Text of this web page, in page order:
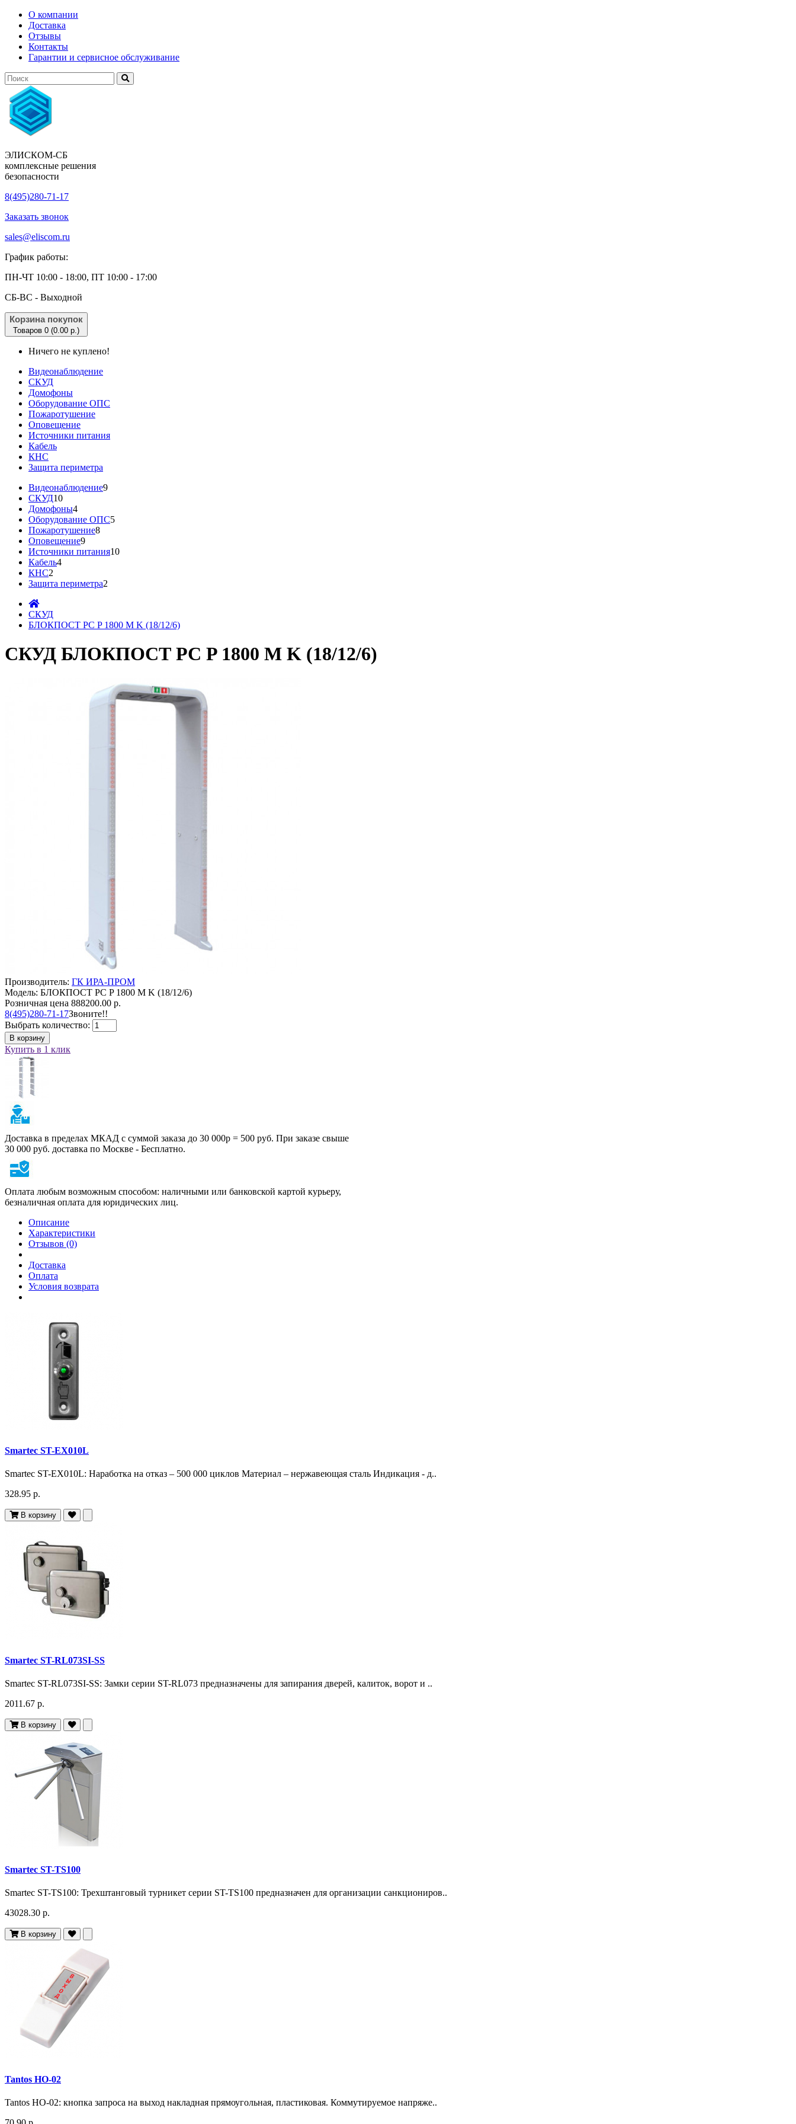
О компании
Доставка
Отзывы
Контакты
Гарантии и сервисное обслуживание
ЭЛИСКОМ-СБ
комплексные решения
безопасности
8(495)280-71-17
Заказать звонок
sales@eliscom.ru
График работы:
ПН-ЧТ 10:00 - 18:00, ПТ 10:00 - 17:00
CБ-ВС - Выходной
Корзина покупок
Товаров 0 (0.00 р.)
Ничего не куплено!
Видеонаблюдение
СКУД
Домофоны
Оборудование ОПС
Пожаротушение
Оповещение
Источники питания
Кабель
КНС
Защита периметра
Видеонаблюдение9
СКУД10
Домофоны4
Оборудование ОПС5
Пожаротушение8
Оповещение9
Источники питания10
Кабель4
КНС2
Защита периметра2
СКУД
БЛОКПОСТ PC P 1800 M K (18/12/6)
СКУД БЛОКПОСТ PC P 1800 M K (18/12/6)
Производитель: ГК ИРА-ПРОМ
Модель: БЛОКПОСТ PC P 1800 M K (18/12/6)
Розничная цена 888200.00 р.
8(495)280-71-17Звоните!!
Выбрать количество:
В корзину
Купить в 1 клик
Доставка в пределах МКАД с суммой заказа до 30 000р = 500 руб. При заказе свыше
30 000 руб. доставка по Москве - Бесплатно.
Оплата любым возможным способом: наличными или банковской картой курьеру,
безналичная оплата для юридических лиц.
Описание
Характеристики
Отзывов (0)
Доставка
Оплата
Условия возврата
Smartec ST-EX010L
Smartec ST-EX010L: Наработка на отказ – 500 000 циклов Материал – нержавеющая сталь Индикация - д..
328.95 р.
В корзину
Smartec ST-RL073SI-SS
Smartec ST-RL073SI-SS: Замки серии ST-RL073 предназначены для запирания дверей, калиток, ворот и ..
2011.67 р.
В корзину
Smartec ST-TS100
Smartec ST-TS100: Трехштанговый турникет серии ST-TS100 предназначен для организации санкциониров..
43028.30 р.
В корзину
Tantos HO-02
Tantos HO-02: кнопка запроса на выход накладная прямоугольная, пластиковая. Коммутируемое напряже..